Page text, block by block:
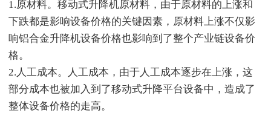
1.原材料。移动式升降机原材料，由于原材料的上涨和
下跌都是影响设备价格的关键因素，原材料上涨不仅影
响铝合金升降机设备价格也影响到了整个产业链设备价
格。
2.人工成本。人工成本，由于人工成本逐步在上涨，这
部分成本也被加入到了移动式升降平台设备中，造成了
整体设备价格的走高。